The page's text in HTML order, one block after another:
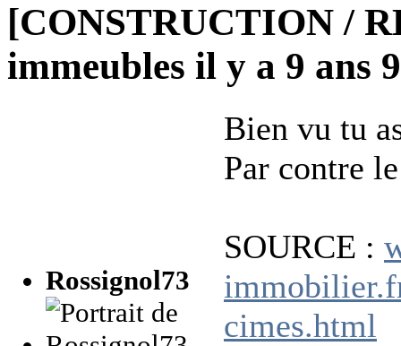
[CONSTRUCTION /
immeubles il y a 9 ans
Rossignol73
Bien vu tu
Par contre
SOURCE :
cimes.html